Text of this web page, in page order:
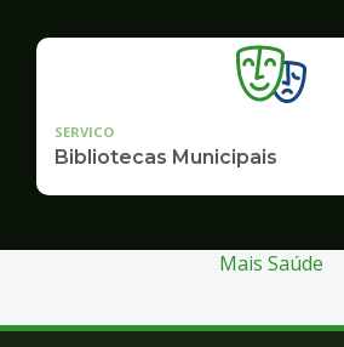
SERVICO
Bibliotecas Municipais
Mais Saúde